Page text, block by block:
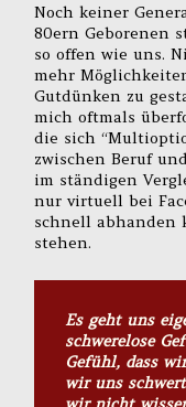
Noch keiner
80ern Geborenen
so offen wie uns.
mehr
Gutdünken zu
mich oftmals
die sich
zwischen Beruf
im ständigen
nur virtuell bei
schnell abhanden
stehen.
Es geht uns
schwerelose
Gefühl, dass
wir uns